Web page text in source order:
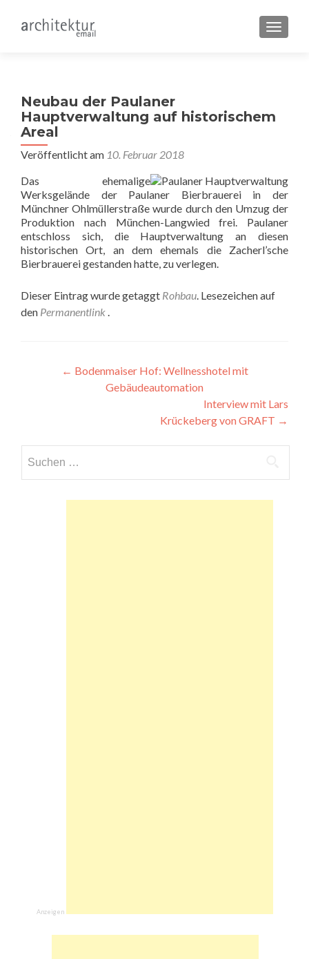
Neubau der Paulaner
Hauptverwaltung auf historischem
Areal
Veröffentlicht am 10. Februar 2018
Das ehemalige
Werksgelände der Paulaner Bierbrauerei in der
Münchner Ohlmüllerstraße wurde durch den Umzug der
Produktion nach München-Langwied frei. Paulaner
entschloss sich, die Hauptverwaltung an diesen
historischen Ort, an dem ehemals die Zacherl’sche
Bierbrauerei gestanden hatte, zu verlegen.
Dieser Eintrag wurde getaggt Rohbau. Lesezeichen auf
den Permanentlink .
Beitragsnavigation
← Bodenmaiser Hof: Wellnesshotel mit
Gebäudeautomation
Interview mit Lars
Krückeberg von GRAFT →
nach:
Anzeigen